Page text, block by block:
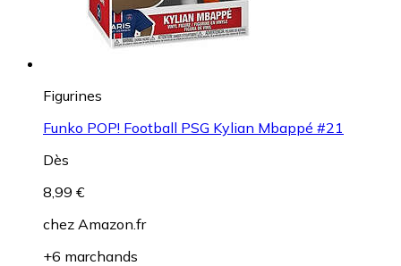
Figurines
Funko POP! Football PSG Kylian Mbappé #21
Dès
8,99 €
chez Amazon.fr
+6 marchands